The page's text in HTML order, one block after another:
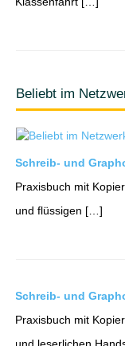
Beliebt im
Schreib- und
Praxisbuch mit
und flüssigen […]
Schreib- und
Praxisbuch mit